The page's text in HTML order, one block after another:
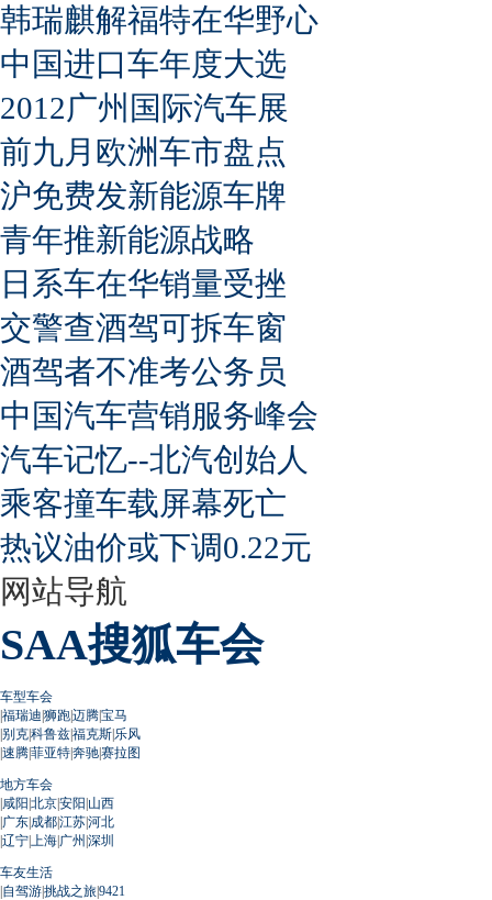
韩瑞麒解福特在华野心
中国进口车年度大选
2012广州国际汽车展
前九月欧洲车市盘点
沪免费发新能源车牌
青年推新能源战略
日系车在华销量受挫
交警查酒驾可拆车窗
酒驾者不准考公务员
中国汽车营销服务峰会
汽车记忆--北汽创始人
乘客撞车载屏幕死亡
热议油价或下调0.22元
网站导航
SAA搜狐车会
车型车会
|福瑞迪|狮跑|迈腾|宝马
|别克|科鲁兹|福克斯|乐风
|速腾|菲亚特|奔驰|赛拉图
地方车会
|咸阳|北京|安阳|山西
|广东|成都|江苏|河北
|辽宁| 上海|广州 |深圳
车友生活
|自驾游|挑战之旅|9421